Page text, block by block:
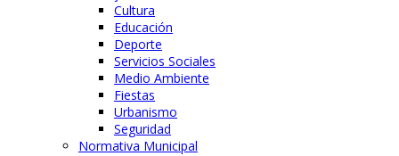
Cultura
Educación
Deporte
Servicios Sociales
Medio Ambiente
Fiestas
Urbanismo
Seguridad
Normativa Municipal